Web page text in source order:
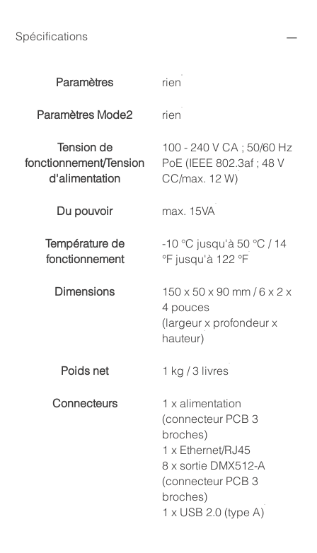
Spécifications
Paramètres rien
Paramètres Mode2 rien
Tension de
fonctionnement/Tension
d'alimentation
100 - 240 V CA ; 50/60 Hz
PoE (IEEE 802.3af ; 48 V
CC/max. 12 W)
Du pouvoir max. 15VA
Température de
fonctionnement
-10 °C jusqu'à 50 °C / 14
°F jusqu'à 122 °F
Dimensions
150 x 50 x 90 mm / 6 x 2 x
4 pouces
(largeur x profondeur x
hauteur)
Poids net 1 kg / 3 livres
Connecteurs
1 x alimentation
(connecteur PCB 3
broches)
1 x Ethernet/RJ45
8 x sortie DMX512-A
(connecteur PCB 3
broches)
1 x USB 2.0 (type A)